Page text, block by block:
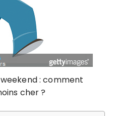
: comment
cher ?